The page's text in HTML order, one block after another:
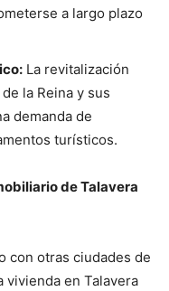
a largo plazo
La revitalización
la Reina y sus
demanda de
turísticos.
de Talavera
con otras ciudades de
vivienda en Talavera